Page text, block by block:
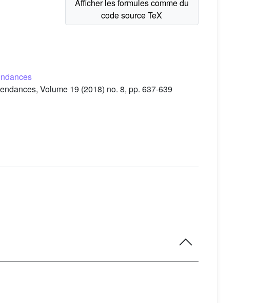
Volume 19 (2018) no. 8, pp. 637-639